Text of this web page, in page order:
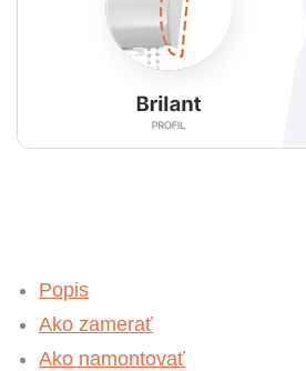
Popis
Ako zamerať
Ako namontovať